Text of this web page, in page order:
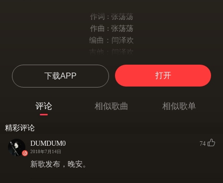
作词 : 张荡荡
作曲 : 张荡荡
编曲：闫泽欢
吉他：闫泽欢
钢琴：刘奎男
大提：刘奎男
和声：高昕
所以我注定看不到入春后的第一场雨
喜欢的东西从来不敢去追寻
下载APP 打开
评论 相似歌曲 相似歌单
精彩评论
DUMDUM0
2018年7月14日
74
新歌发布，晚安。